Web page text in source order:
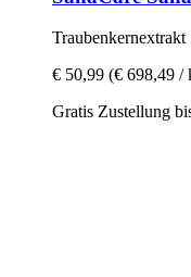
Traubenkernextrakt
€ 50,99 (€ 698,49 /
Gratis Zustellung